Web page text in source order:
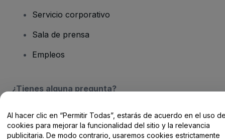
Servicio corporativo
Sala de prensa
Empleos
¿Tienes alguna pregunta?
Centro de Ayuda / Contacto
Al hacer clic en “Permitir Todas”, estarás de acuerdo en el uso
cookies para mejorar la funcionalidad del sitio y la relevancia
publicitaria. De modo contrario, usaremos cookies estrictamente